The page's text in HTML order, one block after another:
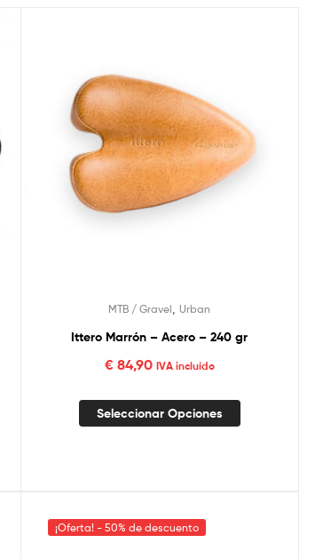
MTB / Gravel ,Urban
Ittero Marrón – Acero – 240 gr
€84,90 IVA incluído
Seleccionar Opciones
¡Oferta! - 50% de descuento